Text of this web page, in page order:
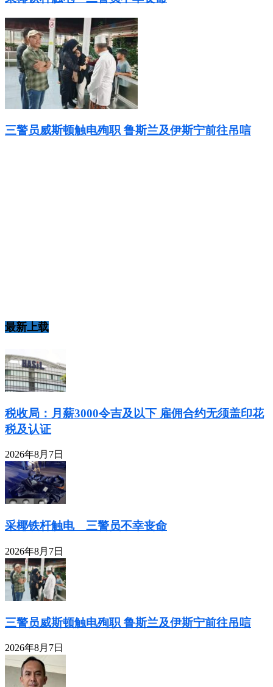
三警员威斯顿触电殉职 鲁斯兰及伊斯宁前往吊唁
最新上载
税收局：月薪3000令吉及以下 雇佣合约无须盖印花
税及认证
2026年8月7日
采椰铁杆触电 三警员不幸丧命
2026年8月7日
三警员威斯顿触电殉职 鲁斯兰及伊斯宁前往吊唁
2026年8月7日